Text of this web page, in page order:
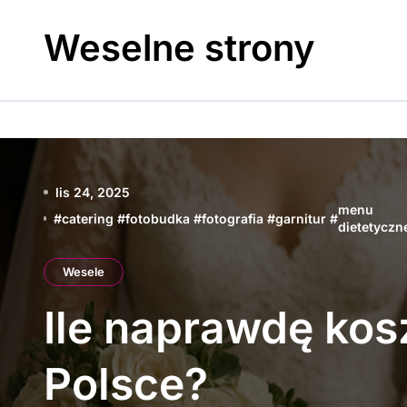
contentWeselne strony
lis 24, 2025
#catering #fotobudka #fotografia #garnitur #
menu
Wesele
Ile naprawdę
Polsce?